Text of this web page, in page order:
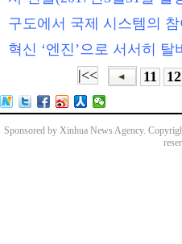
구도에서 국제 시스템의
혁신 ‘엔진’으로 서서히 탈
|<<
11 12